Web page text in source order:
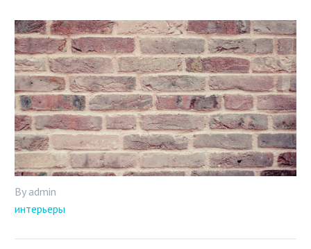
By admin
интерьеры